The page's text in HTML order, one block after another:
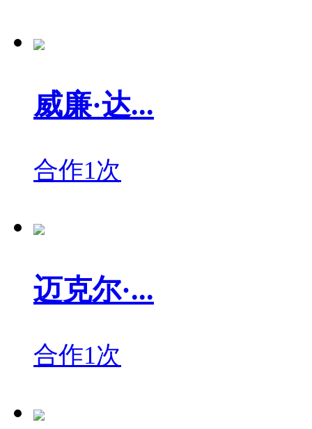
威廉·达...
合作1次
迈克尔·...
合作1次